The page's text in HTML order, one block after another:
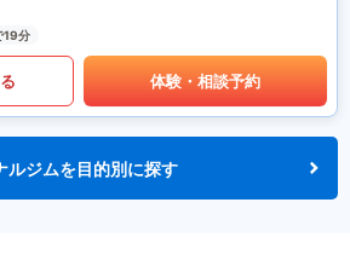
19分
体験・相談予約
ルジムを目的別に探す